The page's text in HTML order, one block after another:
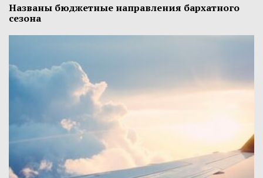
Названы бюджетные направления бархатного
сезона